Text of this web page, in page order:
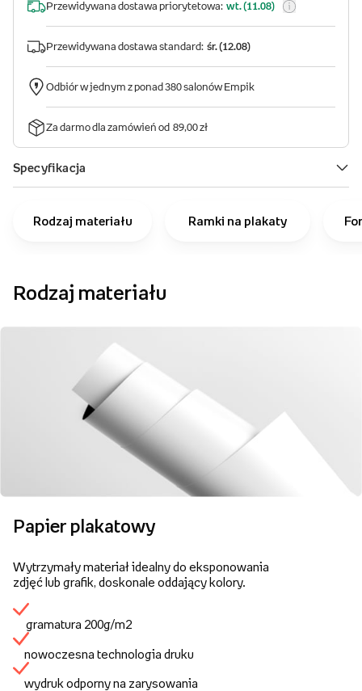
Rodzaj materiału Ramki na plakaty
Rodzaj materiału
Papier plakatowy
Wytrzymały materiał idealny do eksponowania
zdjęć lub grafik, doskonale oddający kolory.
gramatura 200g/m2
nowoczesna technologia druku
wydruk odporny na zarysowania